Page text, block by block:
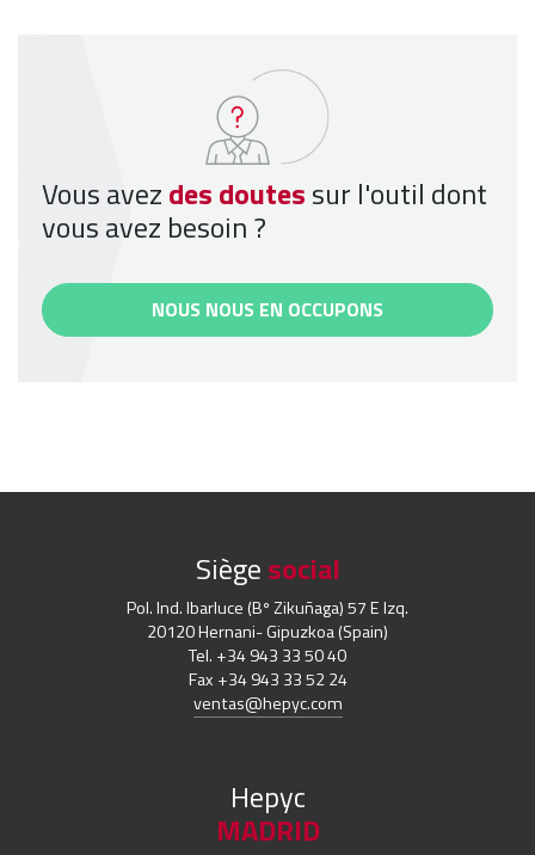
Vous avezdes doutessur l'outil dont
vous avez besoin ?
NOUS NOUS EN OCCUPONS
Siègesocial
Pol. Ind. Ibarluce (Bº Zikuñaga) 57 E Izq.
20120 Hernani- Gipuzkoa (Spain)
Tel. +34 943 33 50 40
Fax +34 943 33 52 24
ventas@hepyc.com
Hepyc
MADRID